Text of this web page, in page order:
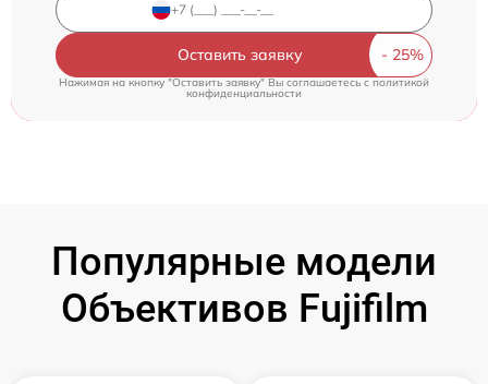
Оставить заявку
Нажимая на кнопку "Оставить заявку" Вы соглашаетесь cполитикой
конфиденциальности
Популярные модели
Объективов Fujifilm